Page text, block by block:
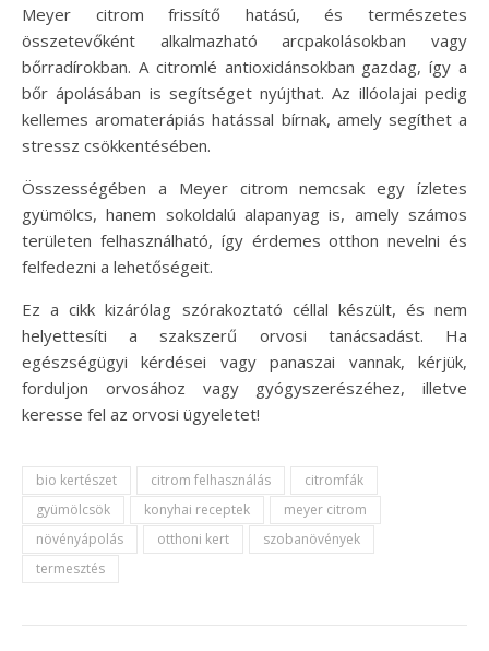
Meyer citrom frissítő hatású, és természetes
összetevőként alkalmazható arcpakolásokban vagy
bőrradírokban. A citromlé antioxidánsokban gazdag, így a
bőr ápolásában is segítséget nyújthat. Az illóolajai pedig
kellemes aromaterápiás hatással bírnak, amely segíthet a
stressz csökkentésében.
Összességében a Meyer citrom nemcsak egy ízletes
gyümölcs, hanem sokoldalú alapanyag is, amely számos
területen felhasználható, így érdemes otthon nevelni és
felfedezni a lehetőségeit.
Ez a cikk kizárólag szórakoztató céllal készült, és nem
helyettesíti a szakszerű orvosi tanácsadást. Ha
egészségügyi kérdései vagy panaszai vannak, kérjük,
forduljon orvosához vagy gyógyszerészéhez, illetve
keresse fel az orvosi ügyeletet!
bio kertészet citrom felhasználás
citromfák
gyümölcsök
konyhai receptek
meyer citrom
növényápolás
otthoni kert
szobanövények
termesztés